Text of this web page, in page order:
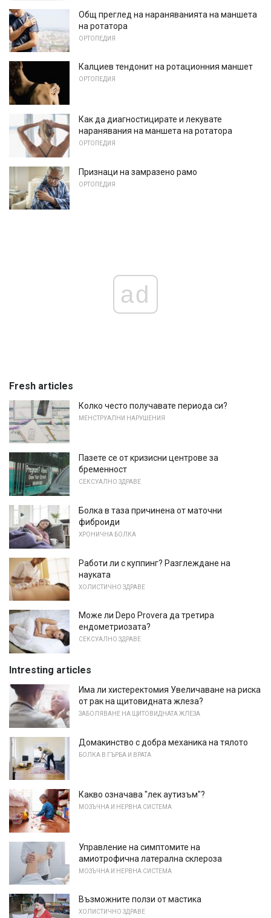
Общ преглед на нараняванията на маншета
на ротатора
ОРТОПЕДИЯ
Калциев тендонит на ротационния маншет
ОРТОПЕДИЯ
Как да диагностицирате и лекувате
наранявания на маншета на ротатора
ОРТОПЕДИЯ
Признаци на замразено рамо
ОРТОПЕДИЯ
ad
Fresh articles
Колко често получавате периода си?
МЕНСТРУАЛНИ НАРУШЕНИЯ
Пазете се от кризисни центрове за
бременност
СЕКСУАЛНО ЗДРАВЕ
Болка в таза причинена от маточни
фиброиди
ХРОНИЧНА БОЛКА
Работи ли с куппинг? Разглеждане на
науката
ХОЛИСТИЧНО ЗДРАВЕ
Може ли Depo Provera да третира
ендометриозата?
СЕКСУАЛНО ЗДРАВЕ
Intresting articles
Има ли хистеректомия Увеличаване на риска
от рак на щитовидната жлеза?
ЗАБОЛЯВАНЕ НА ЩИТОВИДНАТА ЖЛЕЗА
Домакинство с добра механика на тялото
БОЛКА В ГЪРБА И ВРАТА
Какво означава "лек аутизъм"?
МОЗЪЧНА И НЕРВНА СИСТЕМА
Управление на симптомите на
амиотрофична латерална склероза
МОЗЪЧНА И НЕРВНА СИСТЕМА
Възможните ползи от мастика
ХОЛИСТИЧНО ЗДРАВЕ